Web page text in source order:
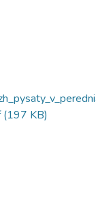
(197 KB)